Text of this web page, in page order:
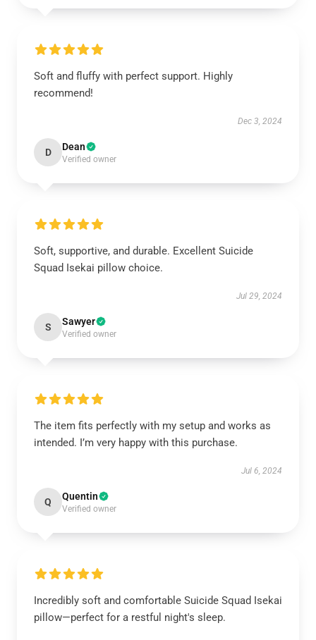
Soft and fluffy with perfect support. Highly
recommend!
Dec 3, 2024
D Dean
Verified owner
Soft, supportive, and durable. Excellent Suicide
Squad Isekai pillow choice.
Jul 29, 2024
S Sawyer
Verified owner
The item fits perfectly with my setup and works as
intended. I’m very happy with this purchase.
Jul 6, 2024
Q Quentin
Verified owner
Incredibly soft and comfortable Suicide Squad Isekai
pillow—perfect for a restful night's sleep.